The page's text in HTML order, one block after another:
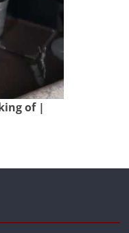
of |